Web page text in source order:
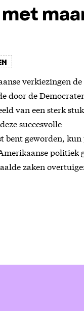
verkiezingen
door de
van een sterk
succesvolle
bent geworden, kun
politiek
zaken